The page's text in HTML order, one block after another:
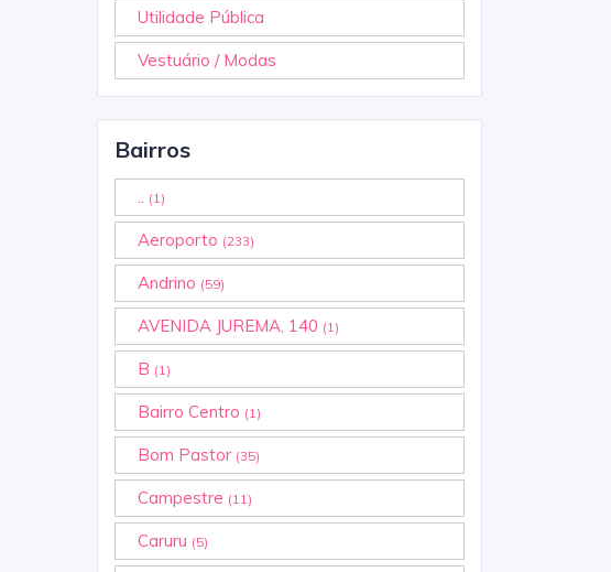
Utilidade Pública
Vestuário / Modas
Bairros
.. (1)
Aeroporto (233)
Andrino (59)
AVENIDA JUREMA, 140 (1)
B (1)
Bairro Centro (1)
Bom Pastor (35)
Campestre (11)
Caruru (5)